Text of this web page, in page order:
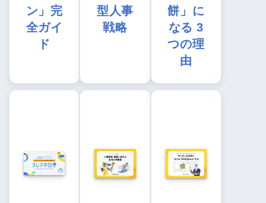
ン」完
全ガイ
ド
型人事
戦略
餅」に
なる 3
つの理
由